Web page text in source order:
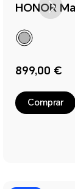
HONOR
899,00 €
Comprar